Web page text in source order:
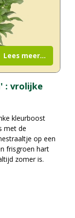
: vrolijke
kleurboost
met de
op een
frisgroen hart
zomer is.
Lees meer...